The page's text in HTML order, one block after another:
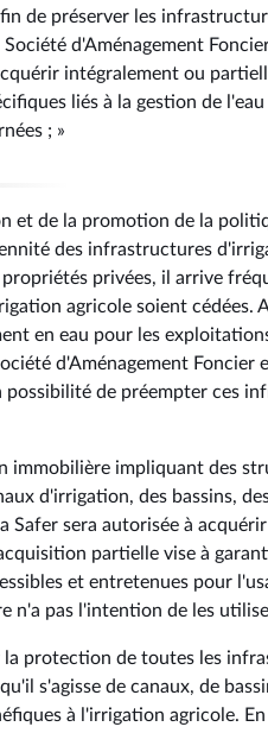
de préserver les
d'Aménagement
intégralement ou
liés à la gestion de
; »
et de la promotion de la
des infrastructures
privées, il arrive
agricole soient cédées.
en eau pour les
d'Aménagement Foncier
possibilité de préempter ces
immobilière impliquant des
d'irrigation, des bassins,
Safer sera autorisée à
partielle vise à
et entretenues pour
n'a pas l'intention de les
la protection de toutes les
s'agisse de canaux, de
à l'irrigation agricole.